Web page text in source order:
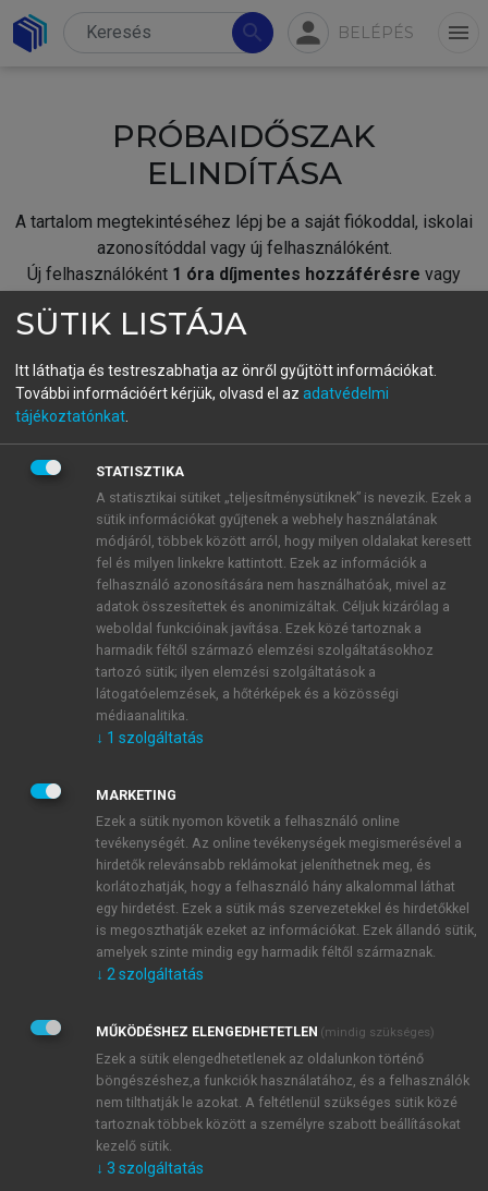
search person BELÉPÉS menu
PRÓBAIDŐSZAK
ELINDÍTÁSA
A tartalom megtekintéséhez lépj be a saját fiókoddal, iskolai
azonosítóddal vagy új felhasználóként.
Új felhasználóként 1 óra díjmentes hozzáférésre vagy
fiókoddal,vagy hozz létre új fiókot.
A regisztráció után apróbaidőszakautomatikusan
BELÉPÉS SAJÁT FIÓKKAL
ÚJ FIÓK LÉTREHOZÁSA
1 óra díjmentes hozzáférés
E-MAIL-CÍM
JELSZÓ
JELSZÓ ÚJRA
Kérek értesítést a MeRSZ újdonságairól, akcióiról.
Kérek értesítést az Akadémiai Kiadó Zrt. újdonságairól,
Adatkezelési tájékoztatóbanfoglaltakat tudomásul
veszem és elfogadom.
Általános vásárlási feltételeket, valamint a szotar.netés a
mersz.huoldalak licencszerződéseiben foglaltakat
tudomásul veszem és elfogadom.
KIPRÓBÁLOM
SÜTIK LISTÁJA
Itt láthatja és testreszabhatja az önről gyűjtött információkat.
További információért kérjük, olvasd el az adatvédelmi
tájékoztatónkat
STATISZTIKA
A statisztikai sütiket „teljesítménysütiknek” is nevezik. Ezek a
sütik információkat gyűjtenek a webhely használatának
módjáról, többek között arról, hogy milyen oldalakat keresett
fel és milyen linkekre kattintott. Ezek az információk a
felhasználó azonosítására nem használhatóak, mivel az
adatok összesítettek és anonimizáltak. Céljuk kizárólag a
weboldal funkcióinak javítása. Ezek közé tartoznak a
harmadik féltől származó elemzési szolgáltatásokhoz
tartozó sütik; ilyen elemzési szolgáltatások a
látogatóelemzések, a hőtérképek és a közösségi
médiaanalitika.
↓ 1 szolgáltatás
MARKETING
Ezek a sütik nyomon követik a felhasználó online
tevékenységét. Az online tevékenységek megismerésével a
hirdetők relevánsabb reklámokat jeleníthetnek meg, és
korlátozhatják, hogy a felhasználó hány alkalommal láthat
egy hirdetést. Ezek a sütik más szervezetekkel és hirdetőkkel
is megoszthatják ezeket az információkat. Ezek állandó sütik,
amelyek szinte mindig egy harmadik féltől származnak.
↓ 2 szolgáltatás
MŰKÖDÉSHEZ ELENGEDHETETLEN (mindig szükséges)
Ezek a sütik elengedhetetlenek az oldalunkon történő
böngészéshez,a funkciók használatához, és a felhasználók
nem tilthatják le azokat. A feltétlenül szükséges sütik közé
tartoznak többek között a személyre szabott beállításokat
kezelő sütik.
↓ 3 szolgáltatás